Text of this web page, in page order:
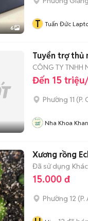
6 T Tuấn Đức
Tuyển trợ thủ
CÔNG TY TNHH
Đến 15
Phường 11 (P.
Nha Khoa
Xương rồng
Đã sử dụng Khác
15.000 đ
Phường 12 (